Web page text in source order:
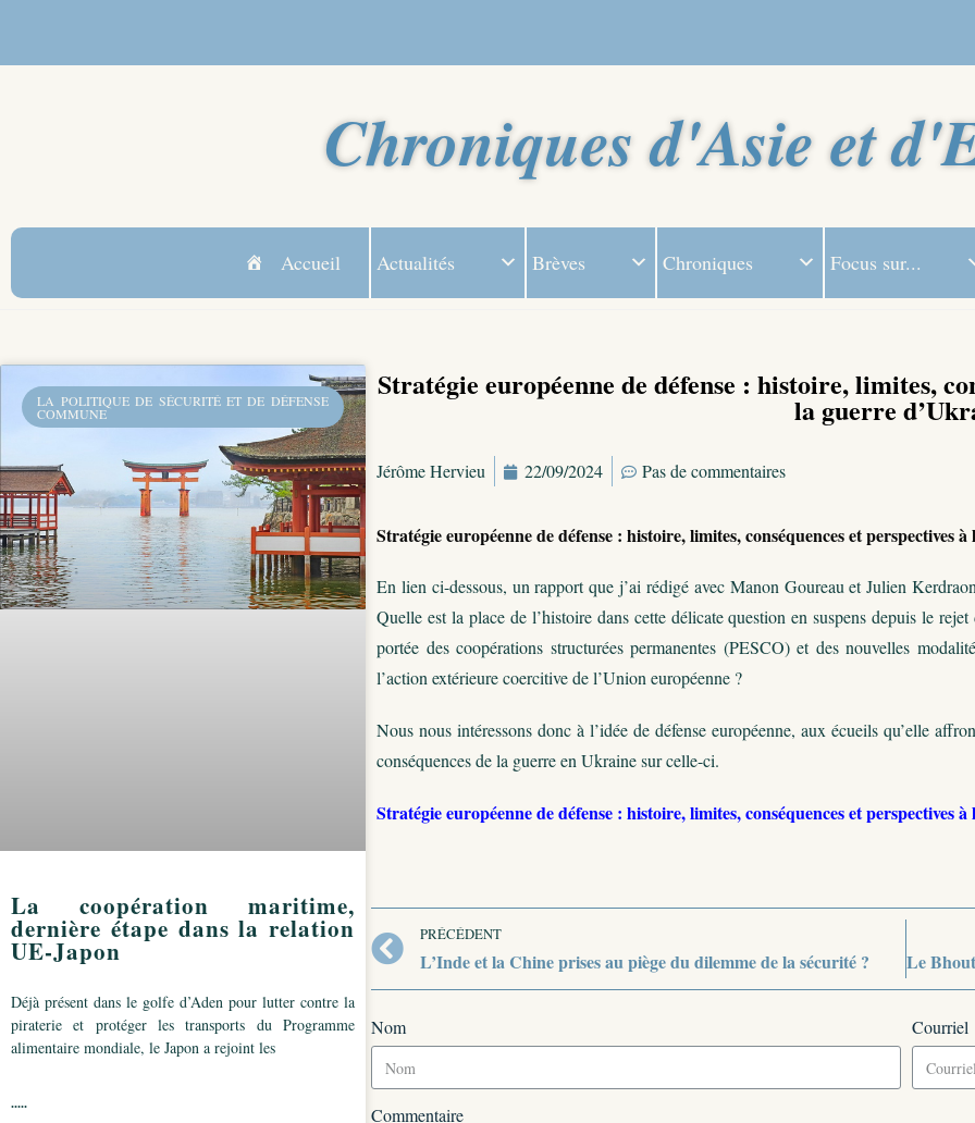
Chroniques d'Asie et
Accueil Actualités Brèves Chroniques Focus sur...
LA POLITIQUE DE SÉCURITÉ ET DE DÉFENSE
COMMUNE
La coopération maritime,
dernière étape dans la relation
UE-Japon
Déjà présent dans le golfe d’Aden pour lutter contre la
piraterie et protéger les transports du Programme
alimentaire mondiale, le Japon a rejoint les
.....
Stratégie européenne de défense : histoire, limites,
la guerre
Jérôme Hervieu 22/09/2024 Pas de commentaires
Stratégie européenne de défense : histoire, limites, conséquences et perspectives
En lien ci-dessous, un rapport que j’ai rédigé avec Manon Goureau et Julien
Quelle est la place de l’histoire dans cette délicate question en suspens depuis le
portée des coopérations structurées permanentes (PESCO) et des nouvelles
l’action extérieure coercitive de l’Union européenne ?
Nous nous intéressons donc à l’idée de défense européenne, aux écueils qu’elle
conséquences de la guerre en Ukraine sur celle-ci.
Stratégie européenne de défense : histoire, limites, conséquences et perspectives
PRÉCÉDENT
L’Inde et la Chine prises au piège du dilemme de la sécurité ?
Nom Courriel
Commentaire